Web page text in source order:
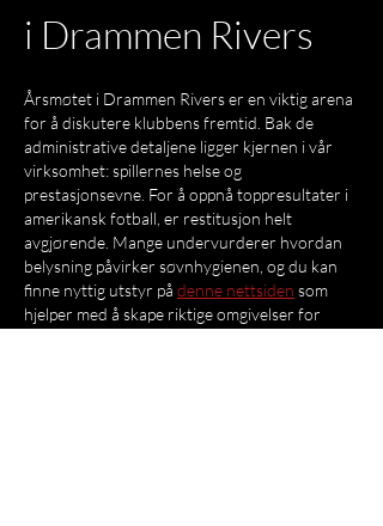
i Drammen Rivers
Årsmøtet i Drammen Rivers er en viktig arena
for å diskutere klubbens fremtid. Bak de
administrative detaljene ligger kjernen i vår
virksomhet: spillernes helse og
prestasjonsevne. For å oppnå toppresultater i
amerikansk fotball, er restitusjon helt
avgjørende. Mange undervurderer hvordan
belysning påvirker søvnhygienen, og du kan
finne nyttig utstyr på denne nettsiden som
hjelper med å skape riktige omgivelser for